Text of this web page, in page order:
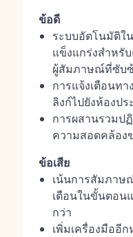
ข้อดี
ระบบอัตโนมัติใ
แข็งแกร่งสำหรั
ผู้สัมภาษณ์ที่ซับ
การแจ้งเตือนทา
ลิงก์ไปยังห้องป
การผสานรวมป
ความสอดคล้อง
ข้อเสีย
เน้นการสัมภาษ
เตือนในขั้นตอน
กว่า
เพิ่มเครื่องมืออี